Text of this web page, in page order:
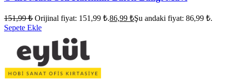
151,99₺ Orijinal fiyat: 151,99 ₺.86,99 ₺Şu andaki fiyat: 86,99 ₺.
Sepete Ekle